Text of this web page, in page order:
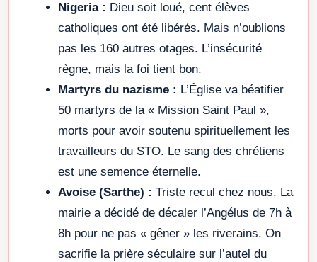
Nigeria : Dieu soit loué, cent élèves
catholiques ont été libérés. Mais n’oublions
pas les 160 autres otages. L’insécurité
règne, mais la foi tient bon.
Martyrs du nazisme : L’Église va béatifier
50 martyrs de la « Mission Saint Paul »,
morts pour avoir soutenu spirituellement les
travailleurs du STO. Le sang des chrétiens
est une semence éternelle.
Avoise (Sarthe) : Triste recul chez nous. La
mairie a décidé de décaler l’Angélus de 7h à
8h pour ne pas « gêner » les riverains. On
sacrifie la prière séculaire sur l’autel du